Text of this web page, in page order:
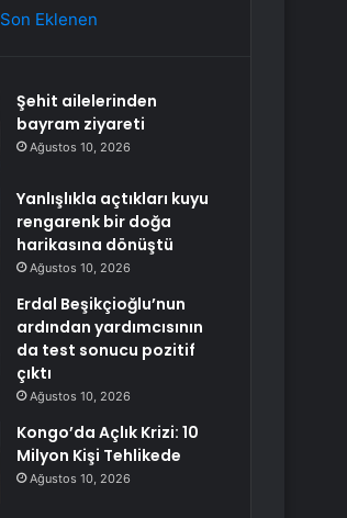
Son Eklenen
Şehit ailelerinden
bayram ziyareti
Ağustos 10, 2026
Yanlışlıkla açtıkları kuyu
rengarenk bir doğa
harikasına dönüştü
Ağustos 10, 2026
Erdal Beşikçioğlu’nun
ardından yardımcısının
da test sonucu pozitif
çıktı
Ağustos 10, 2026
Kongo’da Açlık Krizi: 10
Milyon Kişi Tehlikede
Ağustos 10, 2026